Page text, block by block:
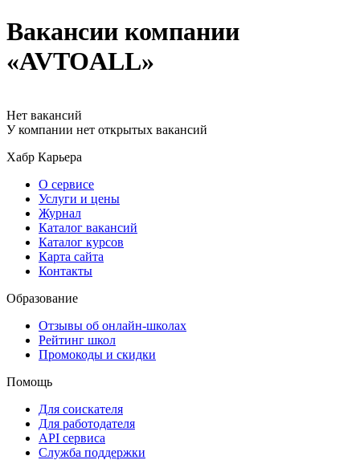
Вакансии компании
«AVTOALL»
Нет вакансий
У компании нет открытых вакансий
Хабр Карьера
О сервисе
Услуги и цены
Журнал
Каталог вакансий
Каталог курсов
Карта сайта
Контакты
Образование
Отзывы об онлайн-школах
Рейтинг школ
Промокоды и скидки
Помощь
Для соискателя
Для работодателя
API сервиса
Служба поддержки